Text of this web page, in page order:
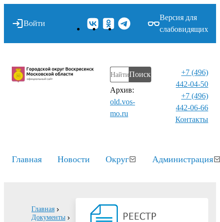
Войти
Версия для
слабовидящих
Поиск
Архив:
old.vos-
mo.ru
+7 (496)
442-04-50
+7 (496)
442-06-66
Контакты⁠
Главная Новости Округ Администрация
Главная
Документы